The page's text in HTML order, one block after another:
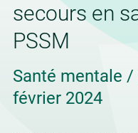
secours en
PSSM
Santé mentale
février 2024